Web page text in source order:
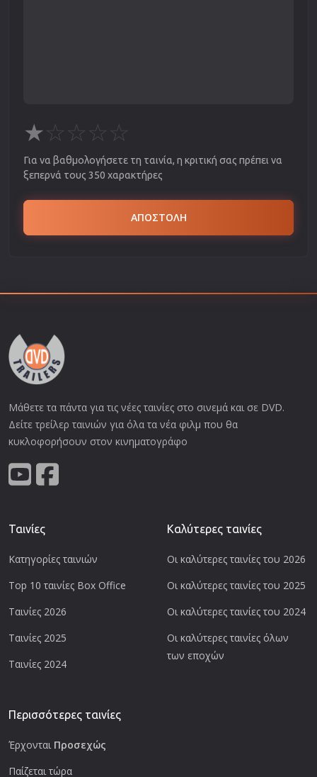
★☆☆☆☆
Για να βαθμολογήσετε τη ταινία, η κριτική σας πρέπει να
ξεπερνά τους 350 χαρακτήρες
ΑΠΟΣΤΟΛΗ
Μάθετε τα πάντα για τις νέες ταινίες στο σινεμά και σε DVD.
Δείτε τρείλερ ταινιών για όλα τα νέα φιλμ που θα
κυκλοφορήσουν στον κινηματογράφο
Ταινίες
Κατηγορίες ταινιών
Top 10 ταινίες Box Office
Ταινίες 2026
Ταινίες 2025
Ταινίες 2024
Καλύτερες ταινίες
Οι καλύτερες ταινίες του 2026
Οι καλύτερες ταινίες του 2025
Οι καλύτερες ταινίες του 2024
Οι καλύτερες ταινίες όλων
των εποχών
Περισσότερες ταινίες
Έρχονται Προσεχώς
Παίζεται τώρα